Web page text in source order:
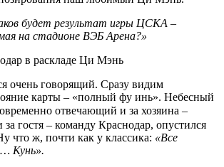
будет результат игры ЦСКА –
на стадионе ВЭБ Арена?»
очень говорящий. Сразу видим
карты – «полный фу инь». Небесный
отвечающий и за хозяина –
гостя – команду Краснодар, опустился
что ж, почти как у классика: «Все
Кунь».